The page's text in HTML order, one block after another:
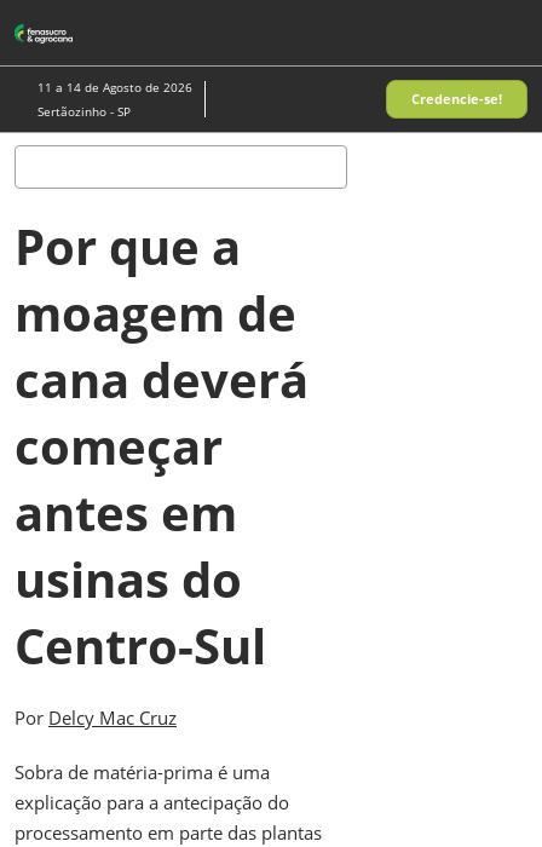
para
o
conteúdo
11 a 14 de Agosto de 2026
Sertãozinho - SP
Credencie-se!
Por que a
moagem de
cana deverá
começar
antes em
usinas do
Centro-Sul
Por Delcy Mac Cruz
Sobra de matéria-prima é uma
explicação para a antecipação do
processamento em parte das plantas